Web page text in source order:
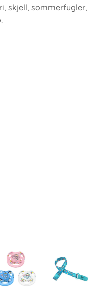
skjell, sommerfugler,